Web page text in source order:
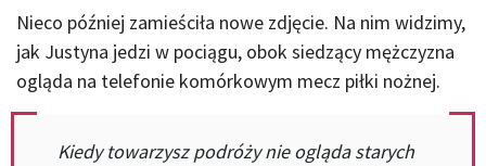
Nieco później zamieściła nowe zdjęcie. Na nim widzimy,
jak Justyna jedzi w pociągu, obok siedzący mężczyzna
ogląda na telefonie komórkowym mecz piłki nożnej.
Kiedy towarzysz podróży nie ogląda starych